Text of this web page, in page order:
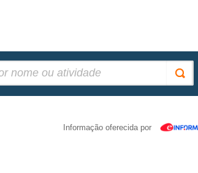
Informação oferecida por